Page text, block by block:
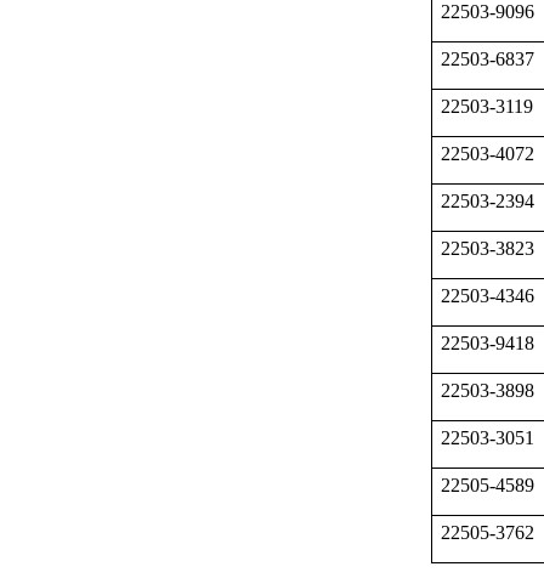
22503-9096
22503-6837
22503-3119
22503-4072
22503-2394
22503-3823
22503-4346
22503-9418
22503-3898
22503-3051
22505-4589
22505-3762